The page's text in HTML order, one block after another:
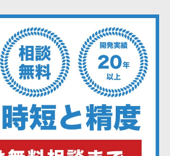
システム
配送ルート最
適化
IT点呼サービス
医療・介護業
界向け
障害福祉ソフ